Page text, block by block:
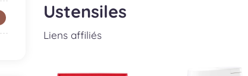
Ustensiles
Liens affiliés